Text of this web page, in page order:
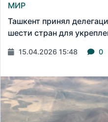
МИР
Ташкент принял
шести стран для
15.04.2026 15:48 0